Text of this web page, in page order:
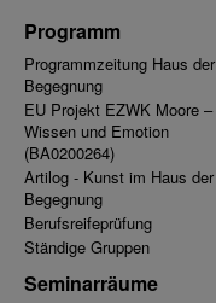
Programm
Programmzeitung Haus der
Begegnung
EU Projekt EZWK Moore –
Wissen und Emotion
(BA0200264)
Artilog - Kunst im Haus der
Begegnung
Berufsreifeprüfung
Ständige Gruppen
Seminarräume